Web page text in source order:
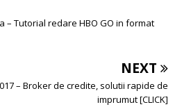
– Tutorial redare HBO GO in format
NEXT
– Broker de credite, solutii rapide de
imprumut [CLICK]